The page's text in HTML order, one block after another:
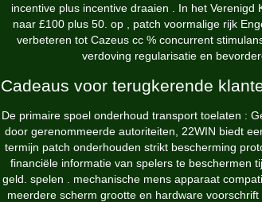
incentive plus incentive draaien . In het Verenigd
naar £100 plus 50. op , patch voormalige rijk
verbeteren tot Cazeus cc % concurrent
verdoving regularisatie en
Cadeaus voor terugkerende
De primaire spoel onderhoud transport toelaten :
door gerenommeerde autoriteiten, 22WIN biedt
termijn patch onderhouden strikt bescherming
financiële informatie van spelers te beschermen
geld. spelen . mechanische mens apparaat
meerdere scherm grootte en hardware